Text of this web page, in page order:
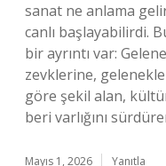
sanat ne anlama
canlı başlayabilirdi.
bir ayrıntı var:
zevklerine,
göre şekil alan,
beri varlığını
Mayıs 1, 2026 Yanıtla